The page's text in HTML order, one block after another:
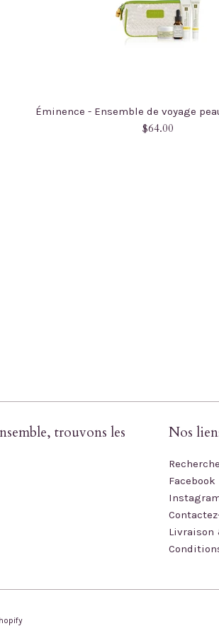
Éminence - Ensemble de voyage
Prix
$64.00
trouvons les
Nos
Recherche
Facebook
Livraison